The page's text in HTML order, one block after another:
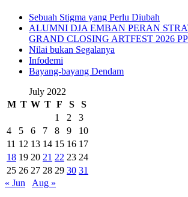
Sebuah Stigma yang Perlu Diubah
ALUMNI DJA EMBAN PERAN
GRAND CLOSING ARTFEST 2026
Nilai bukan Segalanya
Infodemi
Bayang-bayang Dendam
July 2022
M T W T F S
S
1
2
3
4
5 6 7 8 9
10
11 12 13 14 15 16 17
18 19 20 21 22 23 24
25 26 27 28 29 30 31
« Jun
Aug »